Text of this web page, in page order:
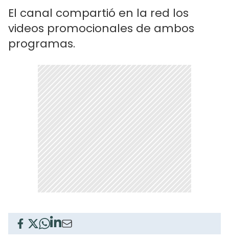
El canal compartió en la red los
videos promocionales de ambos
programas.